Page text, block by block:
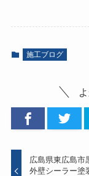
施工ブログ
広島県東広島市
外壁シーラー塗